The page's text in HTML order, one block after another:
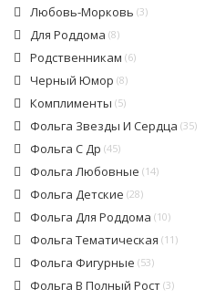
Любовь-Морковь (3)
Для Роддома (8)
Родственникам (6)
Черный Юмор (8)
Комплименты (5)
Фольга Звезды И Сердца (35)
Фольга С Др (45)
Фольга Любовные (14)
Фольга Детские (28)
Фольга Для Роддома (10)
Фольга Тематическая (11)
Фольга Фигурные (53)
Фольга В Полный Рост (3)